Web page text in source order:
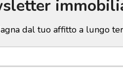
dal tuo affitto a lungo